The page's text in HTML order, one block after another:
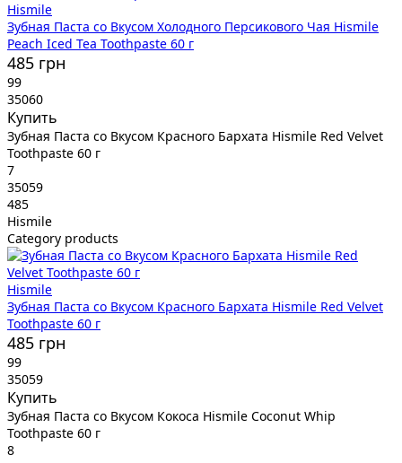
Hismile
Зубная Паста со Вкусом Холодного Персикового Чая Hismile
Peach Iced Tea Toothpaste 60 г
485 грн
99
35060
Купить
Зубная Паста со Вкусом Красного Бархата Hismile Red Velvet
Toothpaste 60 г
7
35059
485
Hismile
Category products
Hismile
Зубная Паста со Вкусом Красного Бархата Hismile Red Velvet
Toothpaste 60 г
485 грн
99
35059
Купить
Зубная Паста со Вкусом Кокоса Hismile Coconut Whip
Toothpaste 60 г
8